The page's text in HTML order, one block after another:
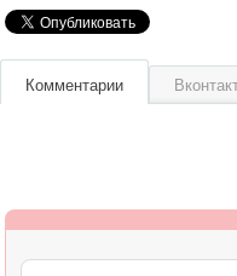
Комментарии